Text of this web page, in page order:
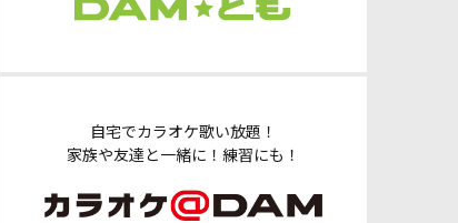
自宅でカラオケ歌い放題！
家族や友達と一緒に！練習にも！